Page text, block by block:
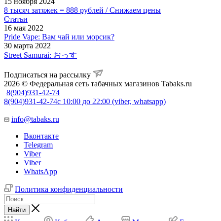
8 тысяч затяжек = 888 рублей / Снижаем цены
Статьи
16 мая 2022
Pride Vape: Вам чай или морсик?
30 марта 2022
Street Samurai: おっす
Подписаться на рассылку
2026 © Федеральная сеть табачных магазинов Tabaks.ru
8(904)931-42-74
8(904)931-42-74с 10:00 до 22:00 (viber, whatsapp)
info@tabaks.ru
Вконтакте
Telegram
Viber
Viber
WhatsApp
Политика конфиденциальности
Найти